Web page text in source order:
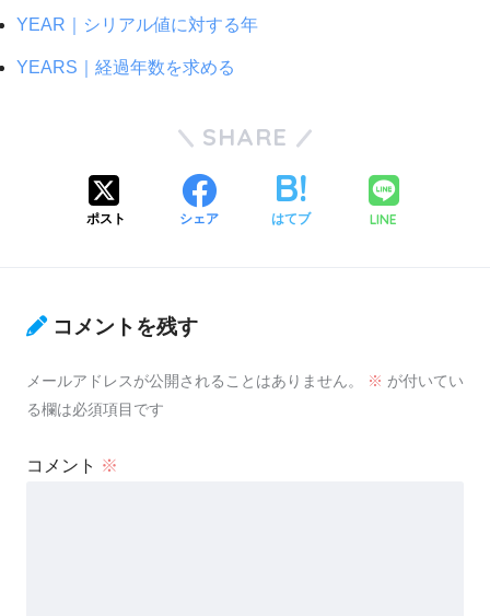
YEAR｜シリアル値に対する年
YEARS｜経過年数を求める
SHARE
ポスト シェア はてブ LINE
コメントを残す
メールアドレスが公開されることはありません。 ※ が付いてい
る欄は必須項目です
コメント ※